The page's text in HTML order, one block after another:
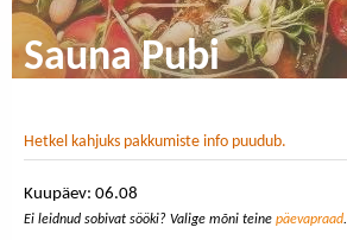
Sauna Pubi
Hetkel kahjuks pakkumiste info puudub.
Kuupäev: 06.08
Ei leidnud sobivat sööki? Valige mõni teine päevapraad.